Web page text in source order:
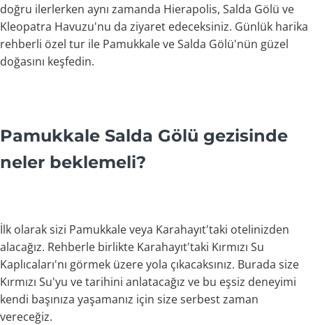
doğru ilerlerken aynı zamanda Hierapolis, Salda Gölü ve
Kleopatra Havuzu'nu da ziyaret edeceksiniz. Günlük harika
rehberli özel tur ile Pamukkale ve Salda Gölü'nün güzel
doğasını keşfedin.
Pamukkale Salda Gölü gezisinde
neler beklemeli?
İlk olarak sizi Pamukkale veya Karahayıt'taki otelinizden
alacağız. Rehberle birlikte Karahayıt'taki Kırmızı Su
Kaplıcaları'nı görmek üzere yola çıkacaksınız. Burada size
Kırmızı Su'yu ve tarihini anlatacağız ve bu eşsiz deneyimi
kendi başınıza yaşamanız için size serbest zaman
vereceğiz.